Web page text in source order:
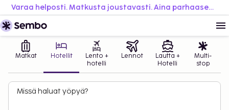
Varaa helposti. Matkusta joustavasti. Aina parhaaseen hintaan.
Matkat Hotellit
Lento +
hotelli
Lennot
Lautta +
Hotelli
Multi-
stop
Missä haluat yöpyä?